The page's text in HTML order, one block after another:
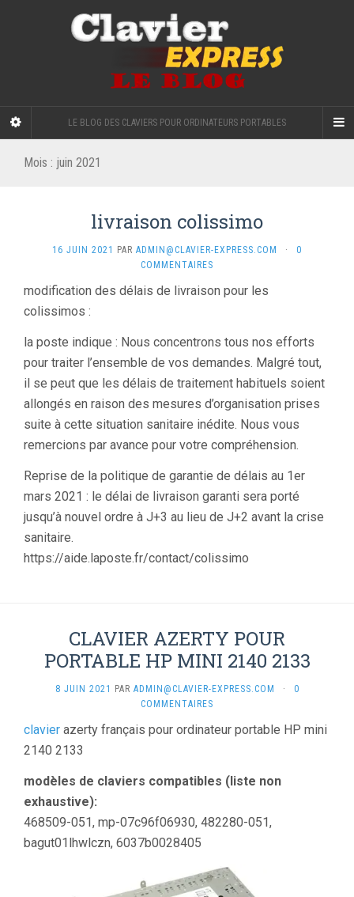
LE BLOG DES CLAVIERS POUR ORDINATEURS PORTABLES
Mois : juin 2021
livraison colissimo
16 JUIN 2021 PAR ADMIN@CLAVIER-EXPRESS.COM ·
0
COMMENTAIRES
modification des délais de livraison pour les
colissimos :
la poste indique : Nous concentrons tous nos efforts
pour traiter l’ensemble de vos demandes. Malgré tout,
il se peut que les délais de traitement habituels soient
allongés en raison des mesures d’organisation prises
suite à cette situation sanitaire inédite. Nous vous
remercions par avance pour votre compréhension.
Reprise de la politique de garantie de délais au 1er
mars 2021 : le délai de livraison garanti sera porté
jusqu’à nouvel ordre à J+3 au lieu de J+2 avant la crise
sanitaire.
https://aide.laposte.fr/contact/colissimo
CLAVIER AZERTY POUR
PORTABLE HP MINI 2140 2133
8 JUIN 2021 PAR ADMIN@CLAVIER-EXPRESS.COM ·
0
COMMENTAIRES
clavier azerty français pour ordinateur portable HP mini
2140 2133
modèles de claviers compatibles (liste non
exhaustive):
468509-051, mp-07c96f06930, 482280-051,
bagut01lhwlczn, 6037b0028405